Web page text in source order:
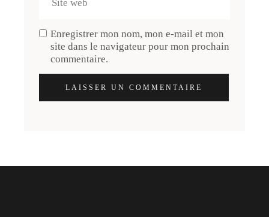
Enregistrer mon nom, mon e-mail et mon
site dans le navigateur pour mon prochain
commentaire.
LAISSER UN COMMENTAIRE